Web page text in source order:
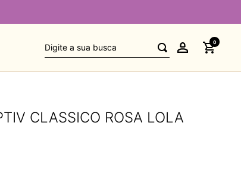
Digite a sua busca 0
CLASSICO ROSA LOLA